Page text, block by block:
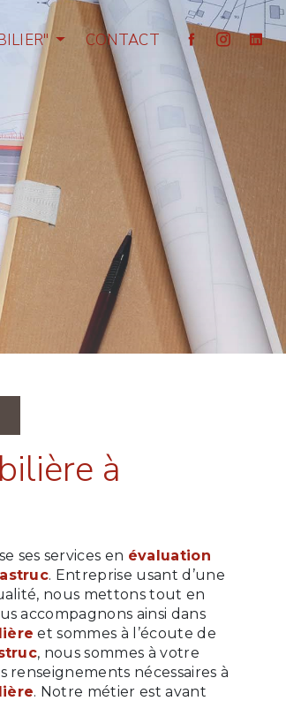
CONTACT
ses services en évaluation
. Entreprise usant d’une
nous mettons tout en
accompagnons ainsi dans
et sommes à l’écoute de
, nous sommes à votre
nécessaires à
. Notre métier est avant